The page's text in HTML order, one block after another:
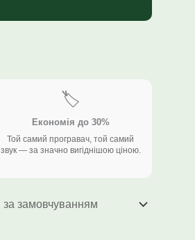
🏷️
Економія до 30%
Той самий програвач, той самий
звук — за значно вигіднішою ціною.